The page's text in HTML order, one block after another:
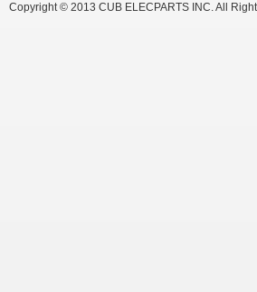
Copyright © 2013 CUB ELECPARTS INC. All